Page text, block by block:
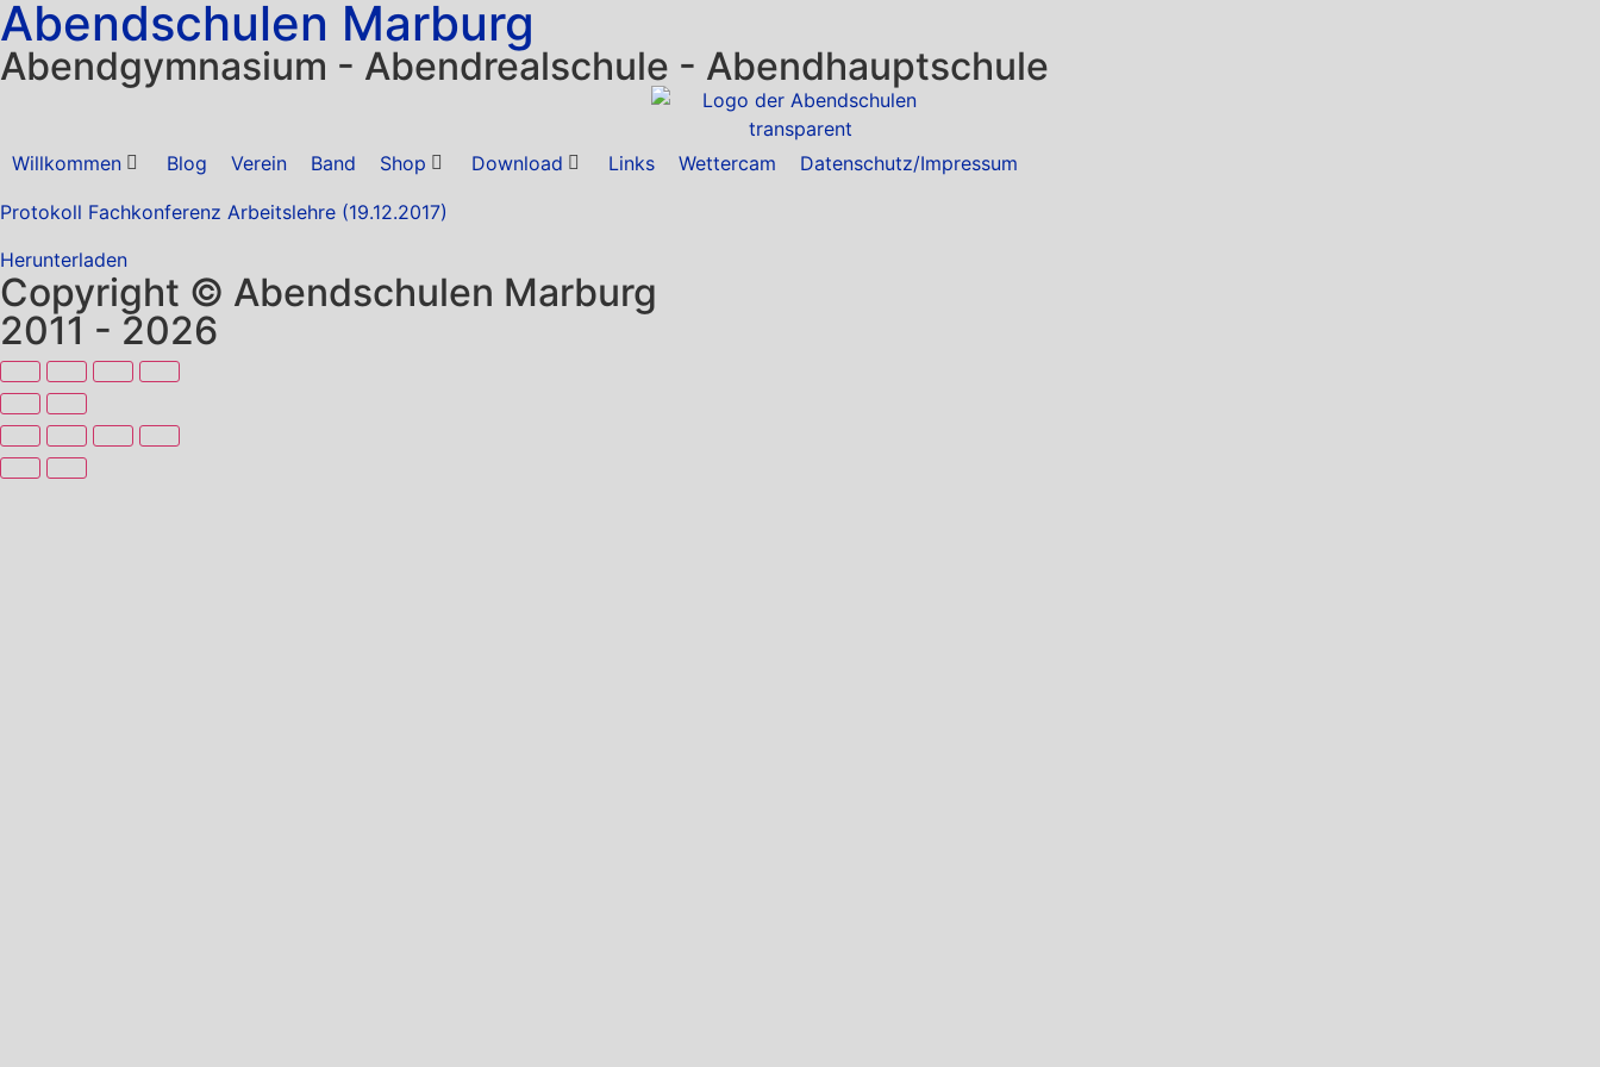
Abendschulen Marburg
Abendgymnasium - Abendrealschule - Abendhauptschule
Willkommen Blog Verein Band Shop Download Links Wettercam Datenschutz/Impressum
Protokoll Fachkonferenz Arbeitslehre (19.12.2017)
Herunterladen
Copyright © Abendschulen Marburg
2011 - 2026